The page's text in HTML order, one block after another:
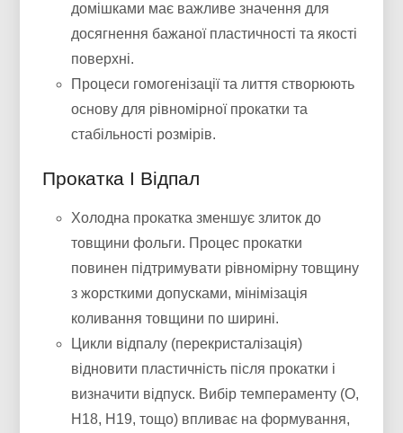
домішками має важливе значення для
досягнення бажаної пластичності та якості
поверхні.
Процеси гомогенізації та лиття створюють
основу для рівномірної прокатки та
стабільності розмірів.
Прокатка І Відпал
Холодна прокатка зменшує злиток до
товщини фольги. Процес прокатки
повинен підтримувати рівномірну товщину
з жорсткими допусками, мінімізація
коливання товщини по ширині.
Цикли відпалу (перекристалізація)
відновити пластичність після прокатки і
визначити відпуск. Вибір темпераменту (О,
H18, H19, тощо) впливає на формування,